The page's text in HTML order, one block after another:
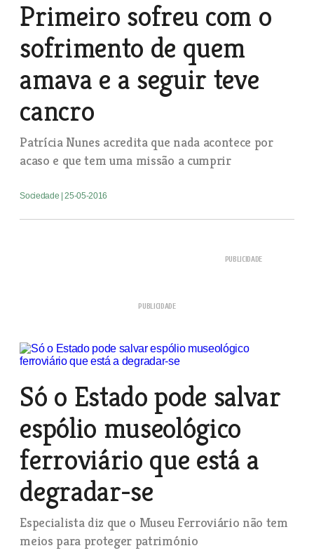
Primeiro sofreu com o
sofrimento de quem
amava e a seguir teve
cancro
Patrícia Nunes acredita que nada acontece por
acaso e que tem uma missão a cumprir
Sociedade | 25-05-2016
Só o Estado pode salvar
espólio museológico
ferroviário que está a
degradar-se
Especialista diz que o Museu Ferroviário não tem
meios para proteger património